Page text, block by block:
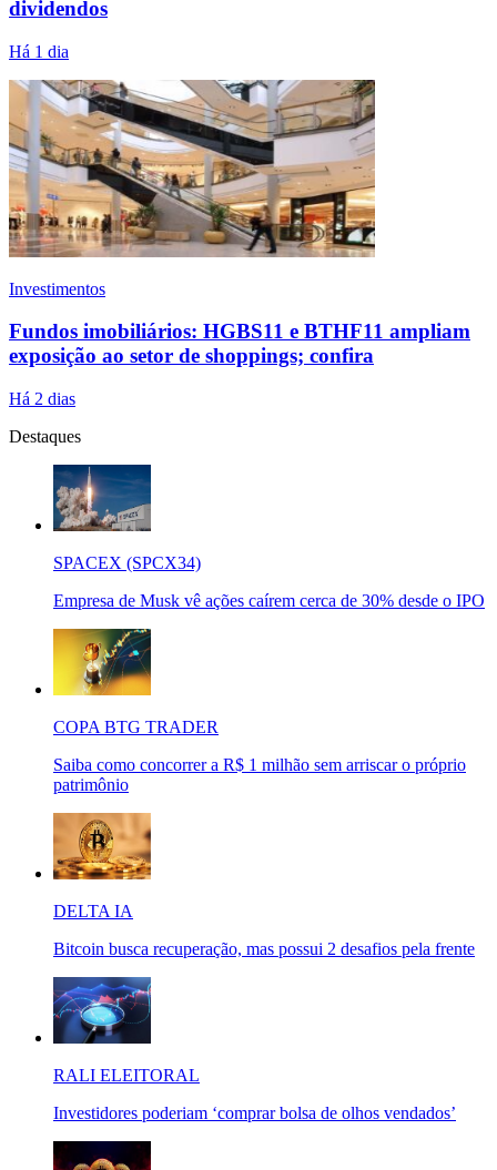
dividendos
Há 1 dia
Investimentos
Fundos imobiliários: HGBS11 e BTHF11 ampliam
exposição ao setor de shoppings; confira
Há 2 dias
Destaques
SPACEX (SPCX34)
Empresa de Musk vê ações caírem cerca de 30% desde o IPO
COPA BTG TRADER
Saiba como concorrer a R$ 1 milhão sem arriscar o próprio
patrimônio
DELTA IA
Bitcoin busca recuperação, mas possui 2 desafios pela frente
RALI ELEITORAL
Investidores poderiam ‘comprar bolsa de olhos vendados’